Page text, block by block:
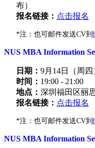
布）
报名链接： 点击报名
*注：也可邮件发送CV到
NUS MBA Information
日期： 9月14日（周四
时间： 19:00 - 21:00
地点： 深圳福田区丽
报名链接： 点击报名
*注：也可邮件发送CV到
NUS MBA Information